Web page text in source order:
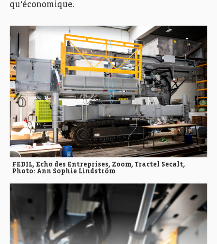
qu’économique.
FEDIL, Echo des Entreprises, Zoom, Tractel Secalt,
Photo: Ann Sophie Lindström